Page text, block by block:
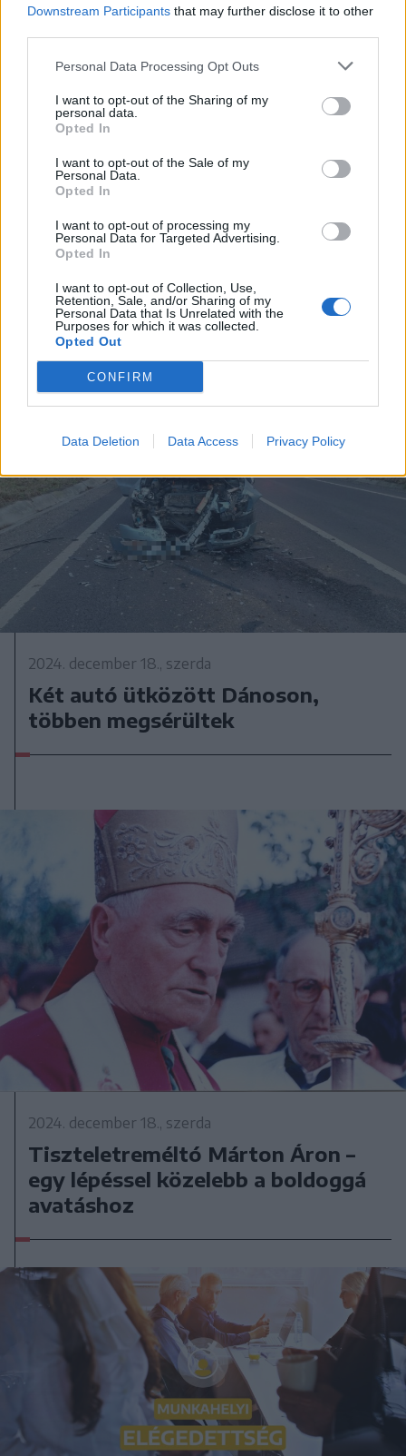
Downstream Participants that may further disclose it to other
Personal Data Processing Opt Outs
I want to opt-out of the Sharing of my
personal data.
Opted In
I want to opt-out of the Sale of my
Personal Data.
Opted In
I want to opt-out of processing my
Personal Data for Targeted Advertising.
Opted In
I want to opt-out of Collection, Use,
Retention, Sale, and/or Sharing of my
Personal Data that Is Unrelated with the
Purposes for which it was collected.
Opted Out
CONFIRM
Data Deletion Data Access Privacy Policy
2024. december 18., szerda
lakástűzben Marosludason
2024. december 18., szerda
Két autó ütközött Dánoson,
többen megsérültek
2024. december 18., szerda
Tiszteletreméltó Márton Áron –
egy lépéssel közelebb a boldoggá
avatáshoz